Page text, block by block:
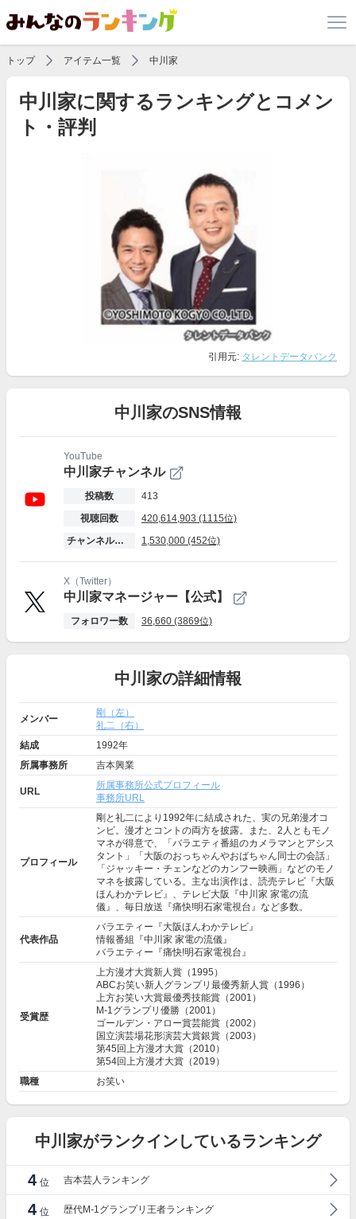
トップ アイテム一覧 中川家
中川家に関するランキングとコメン
ト・評判
引用元: タレントデータバンク
中川家のSNS情報
YouTube
中川家チャンネル
投稿数
413
視聴回数
420,614,903 (1115位)
チャンネル登録者数
1,530,000 (452位)
X（Twitter）
中川家マネージャー【公式】
フォロワー数 36,660 (3869位)
中川家の詳細情報
メンバー
剛（左）
礼二（右）
結成
1992年
所属事務所
吉本興業
URL
所属事務所公式プロフィール
事務所URL
プロフィール
剛と礼二により1992年に結成された、実の兄弟漫才コ
ンビ。漫才とコントの両方を披露。また、2人ともモノ
マネが得意で、「バラエティ番組のカメラマンとアシス
タント」「大阪のおっちゃんやおばちゃん同士の会話」
「ジャッキー・チェンなどのカンフー映画」などのモノ
マネを披露している。主な出演作は、読売テレビ『大阪
ほんわかテレビ』、テレビ大阪『中川家 家電の流
儀』、毎日放送『痛快!明石家電視台』など多数。
代表作品
バラエティー『大阪ほんわかテレビ』
情報番組『中川家 家電の流儀』
バラエティー『痛快!明石家電視台』
受賞歴
上方漫才大賞新人賞（1995）
ABCお笑い新人グランプリ最優秀新人賞（1996）
上方お笑い大賞最優秀技能賞（2001）
M-1グランプリ優勝（2001）
ゴールデン・アロー賞芸能賞（2002）
国立演芸場花形演芸大賞銀賞（2003）
第45回上方漫才大賞（2010）
第54回上方漫才大賞（2019）
職種
お笑い
中川家がランクインしているランキング
4 位 吉本芸人ランキング
4 位 歴代M-1グランプリ王者ランキング